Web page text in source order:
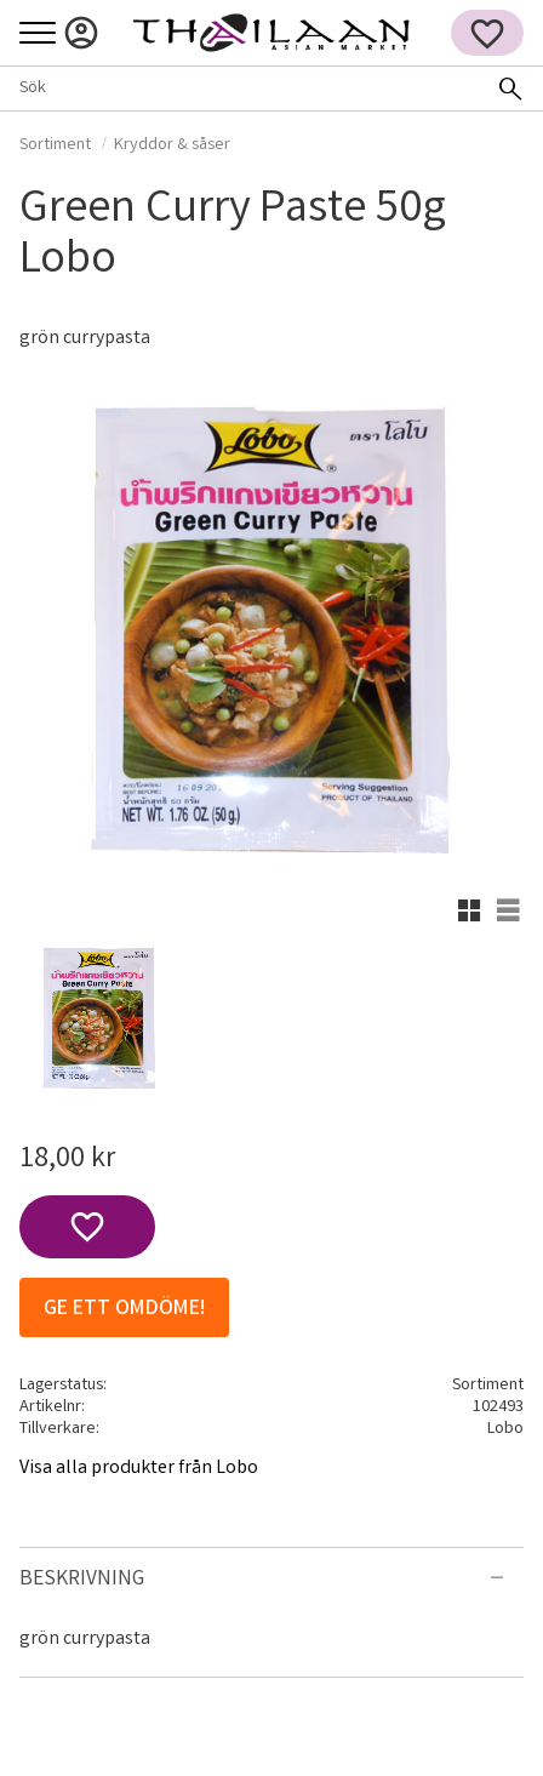
FAVORITER
Sortiment Kryddor & såser
Green Curry Paste 50g
Lobo
grön currypasta
18,00 kr
Lägg till i favoriter
Lagerstatus
Sortiment
Artikelnr
102493
Tillverkare
Lobo
Visa alla produkter från Lobo
GE ETT OMDÖME!
BESKRIVNING
grön currypasta